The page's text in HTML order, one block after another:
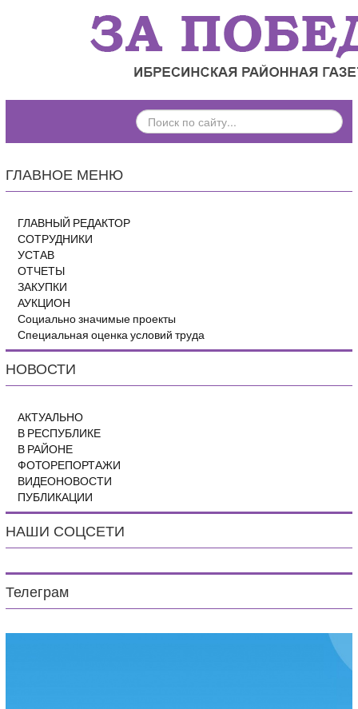
ПОИСК
ПО
ГЛАВНОЕ МЕНЮ
ГЛАВНЫЙ РЕДАКТОР
СОТРУДНИКИ
УСТАВ
ОТЧЕТЫ
ЗАКУПКИ
АУКЦИОН
Социально значимые проекты
Специальная оценка условий труда
НОВОСТИ
АКТУАЛЬНО
В РЕСПУБЛИКЕ
В РАЙОНЕ
ФОТОРЕПОРТАЖИ
ВИДЕОНОВОСТИ
ПУБЛИКАЦИИ
НАШИ СОЦСЕТИ
Телеграм